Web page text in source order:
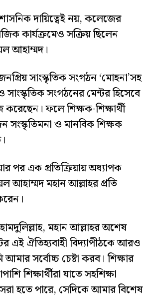
দায়িত্বেই নয়, কলেজের
কার্যক্রমেও সক্রিয় ছিলেন
আহাম্মদ।
সাংস্কৃতিক সংগঠন ‘মোহনা’সহ
সাংস্কৃতিক সংগঠনের মেন্টর হিসেবে
করেছেন। ফলে শিক্ষক-শিক্ষার্থী
সংস্কৃতিমনা ও মানবিক শিক্ষক
পর এক প্রতিক্রিয়ায় অধ্যাপক
আহাম্মদ মহান আল্লাহর প্রতি
মহান আল্লাহর অশেষ
এই ঐতিহ্যবাহী বিদ্যাপীঠকে আরও
সর্বোচ্চ চেষ্টা করব। শিক্ষার
শিক্ষার্থীরা যাতে সহশিক্ষা
হতে পারে, সেদিকে আমার বিশেষ